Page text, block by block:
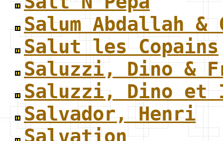
Salum Abdallah &
Salut les Copains
Saluzzi, Dino &
Saluzzi, Dino et
Salvador, Henri
Salvation